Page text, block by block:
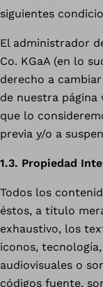
siguientes
El administrador
Co. KGaA (en lo
derecho a
de nuestra
que lo
previa y/o a
1.3. Propiedad
Todos los
éstos, a título
exhaustivo, los
iconos,
audiovisuales o
códigos fuente,